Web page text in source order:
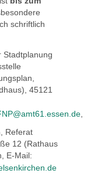
schriftlich
Stadtplanung
45121
Referat
12 (Rathaus
E-Mail: